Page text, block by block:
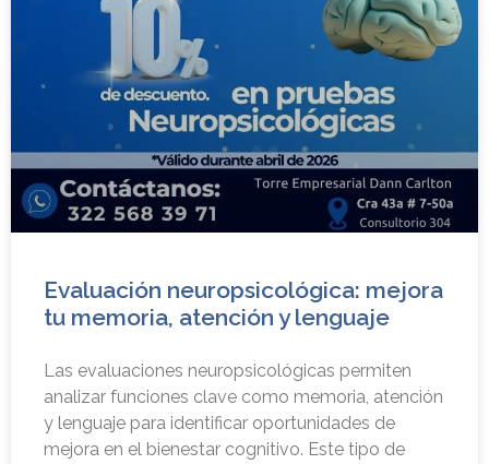
Evaluación neuropsicológica: mejora
tu memoria, atención y lenguaje
Las evaluaciones neuropsicológicas permiten
analizar funciones clave como memoria, atención
y lenguaje para identificar oportunidades de
mejora en el bienestar cognitivo. Este tipo de